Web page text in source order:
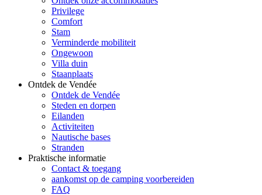
Privilege
Comfort
Stam
Verminderde mobiliteit
Ongewoon
Villa duin
Staanplaats
Ontdek de Vendée
Ontdek de Vendée
Steden en dorpen
Eilanden
Activiteiten
Nautische bases
Stranden
Praktische informatie
Contact & toegang
aankomst op de camping voorbereiden
FAQ